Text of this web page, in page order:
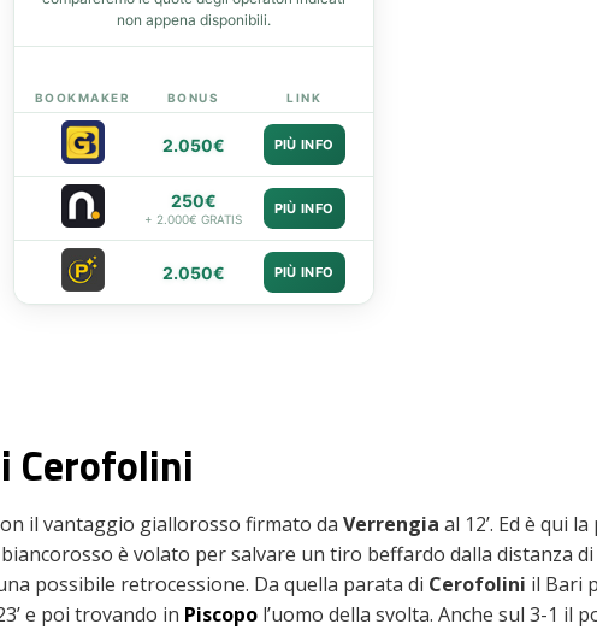
non appena disponibili.
BOOKMAKER BONUS LINK
2.050€ PIÙ INFO
250€
+ 2.000€ GRATIS
PIÙ INFO
2.050€ PIÙ INFO
Cerofolini
il vantaggio giallorosso firmato da Verrengia al 12’. Ed è qui
è volato per salvare un tiro beffardo dalla distanza di
possibile retrocessione. Da quella parata di Cerofolini il Bari
e poi trovando in Piscopo l’uomo della svolta. Anche sul 3-1 il